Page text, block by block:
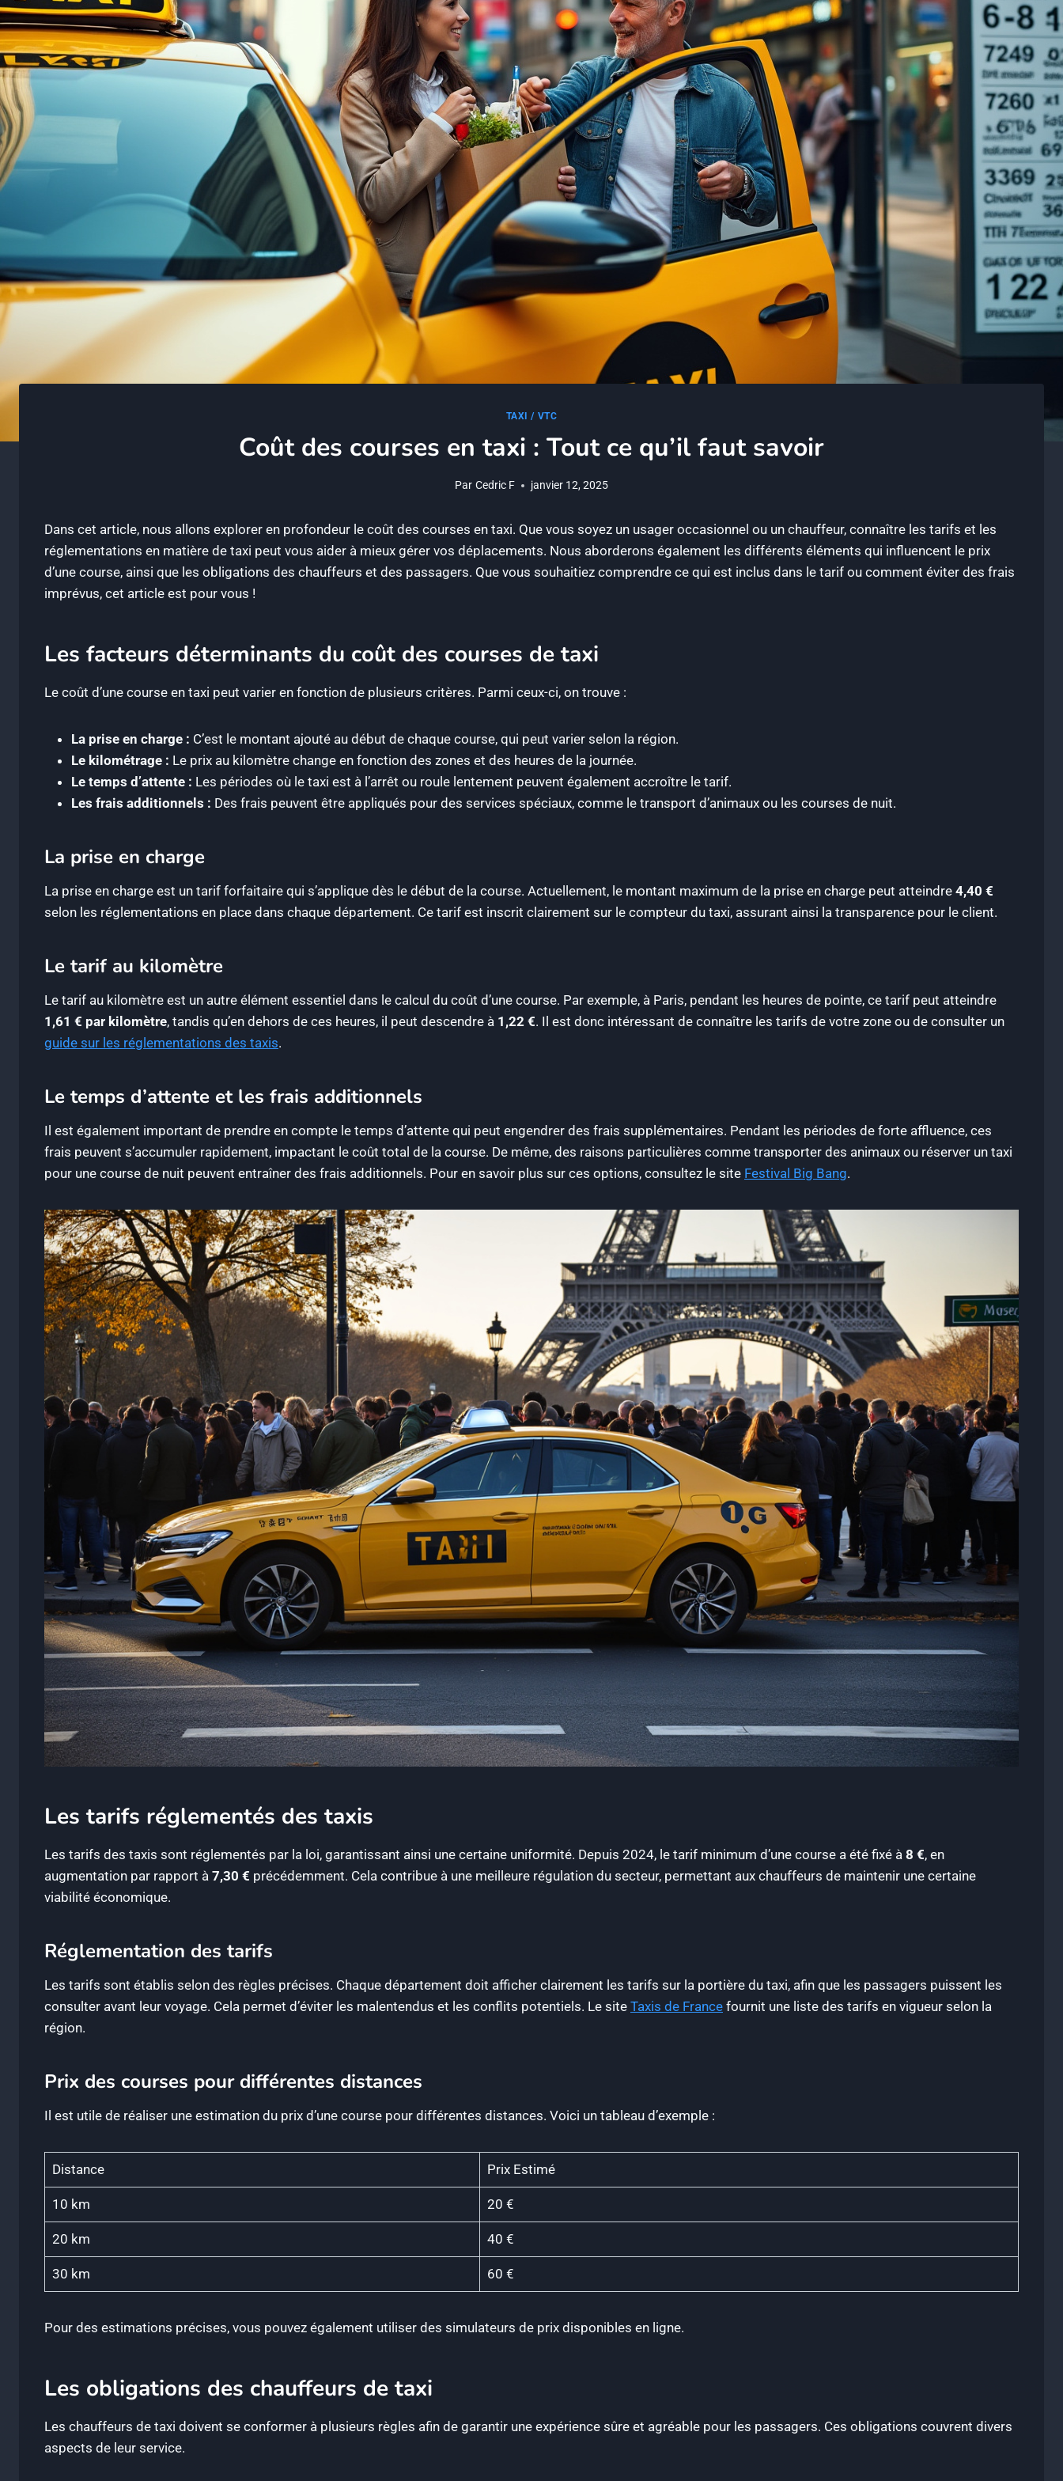
TAXI / VTC
Coût des courses en taxi : Tout ce qu’il faut savoir
Par Cedric F janvier 12, 2025
Dans cet article, nous allons explorer en profondeur le coût des courses en taxi. Que vous soyez un usager occasionnel ou un chauffeur, connaître les tarifs et les
réglementations en matière de taxi peut vous aider à mieux gérer vos déplacements. Nous aborderons également les différents éléments qui influencent le prix
d’une course, ainsi que les obligations des chauffeurs et des passagers. Que vous souhaitiez comprendre ce qui est inclus dans le tarif ou comment éviter des frais
imprévus, cet article est pour vous !
Les facteurs déterminants du coût des courses de taxi
Le coût d’une course en taxi peut varier en fonction de plusieurs critères. Parmi ceux-ci, on trouve :
La prise en charge : C’est le montant ajouté au début de chaque course, qui peut varier selon la région.
Le kilométrage : Le prix au kilomètre change en fonction des zones et des heures de la journée.
Le temps d’attente : Les périodes où le taxi est à l’arrêt ou roule lentement peuvent également accroître le tarif.
Les frais additionnels : Des frais peuvent être appliqués pour des services spéciaux, comme le transport d’animaux ou les courses de nuit.
La prise en charge
La prise en charge est un tarif forfaitaire qui s’applique dès le début de la course. Actuellement, le montant maximum de la prise en charge peut atteindre 4,40 €
selon les réglementations en place dans chaque département. Ce tarif est inscrit clairement sur le compteur du taxi, assurant ainsi la transparence pour le client.
Le tarif au kilomètre
Le tarif au kilomètre est un autre élément essentiel dans le calcul du coût d’une course. Par exemple, à Paris, pendant les heures de pointe, ce tarif peut atteindre
1,61 € par kilomètre, tandis qu’en dehors de ces heures, il peut descendre à 1,22 €. Il est donc intéressant de connaître les tarifs de votre zone ou de consulter un
guide sur les réglementations des taxis.
Le temps d’attente et les frais additionnels
Il est également important de prendre en compte le temps d’attente qui peut engendrer des frais supplémentaires. Pendant les périodes de forte affluence, ces
frais peuvent s’accumuler rapidement, impactant le coût total de la course. De même, des raisons particulières comme transporter des animaux ou réserver un taxi
pour une course de nuit peuvent entraîner des frais additionnels. Pour en savoir plus sur ces options, consultez le site Festival Big Bang.
Les tarifs réglementés des taxis
Les tarifs des taxis sont réglementés par la loi, garantissant ainsi une certaine uniformité. Depuis 2024, le tarif minimum d’une course a été fixé à 8 €, en
augmentation par rapport à 7,30 € précédemment. Cela contribue à une meilleure régulation du secteur, permettant aux chauffeurs de maintenir une certaine
viabilité économique.
Réglementation des tarifs
Les tarifs sont établis selon des règles précises. Chaque département doit afficher clairement les tarifs sur la portière du taxi, afin que les passagers puissent les
consulter avant leur voyage. Cela permet d’éviter les malentendus et les conflits potentiels. Le site Taxis de France fournit une liste des tarifs en vigueur selon la
région.
Prix des courses pour différentes distances
Il est utile de réaliser une estimation du prix d’une course pour différentes distances. Voici un tableau d’exemple :
Distance Prix Estimé
10 km 20 €
20 km 40 €
30 km 60 €
Pour des estimations précises, vous pouvez également utiliser des simulateurs de prix disponibles en ligne.
Les obligations des chauffeurs de taxi
Les chauffeurs de taxi doivent se conformer à plusieurs règles afin de garantir une expérience sûre et agréable pour les passagers. Ces obligations couvrent divers
aspects de leur service.